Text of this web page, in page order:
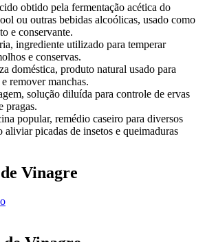
obtido pela fermentação acética do
ou outras bebidas alcoólicas, usado como
e conservante.
ingrediente utilizado para temperar
e conservas.
doméstica, produto natural usado para
remover manchas.
solução diluída para controle de ervas
pragas.
popular, remédio caseiro para diversos
aliviar picadas de insetos e queimaduras
de Vinagre